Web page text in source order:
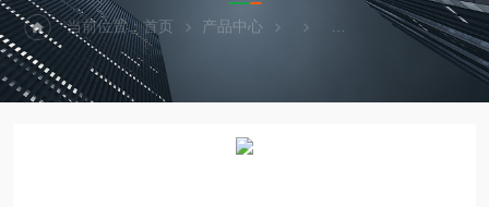
当前位置：首页 产品中心 SUGIYAMA杉山电机